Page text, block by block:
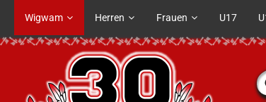
Wigwam Herren Frauen U17